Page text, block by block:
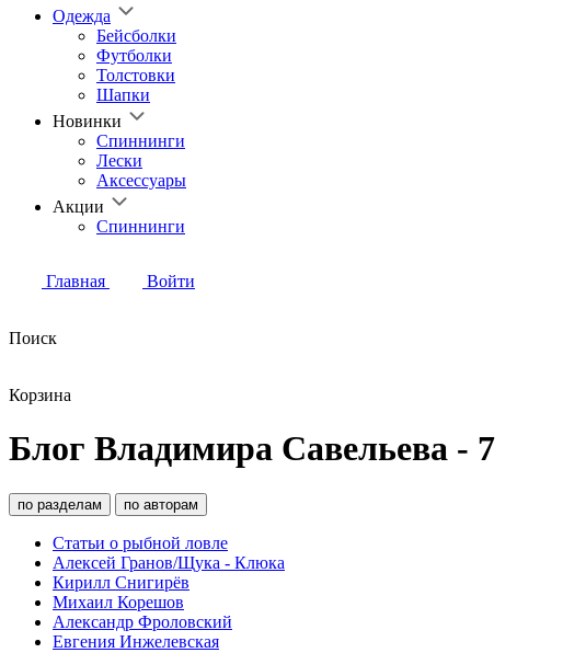
Одежда
Бейсболки
Футболки
Толстовки
Шапки
Новинки
Спиннинги
Лески
Аксессуары
Акции
Спиннинги
Главная Войти
Поиск
Корзина
Блог Владимира Савельева - 7
по разделам по авторам
Статьи о рыбной ловле
Алексей Гранов/Щука - Клюка
Кирилл Снигирёв
Михаил Корешов
Александр Фроловский
Евгения Инжелевская